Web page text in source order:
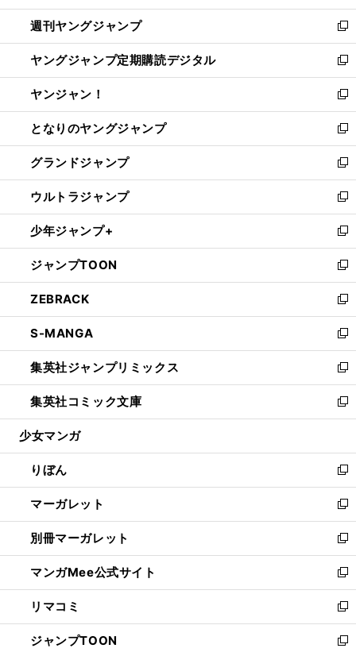
開
く
ウ
で
開
く
ン
ド
ウ
で
開
く
ウ
ィ
ン
ド
ウ
で
開
く
週刊ヤングジャンプ
新
し
い
ウ
ィ
ン
ド
ウ
で
開
く
ヤングジャンプ定期購読デジタル
新
し
い
ウ
ィ
ン
ド
ウ
で
開
く
ヤンジャン！
新
し
い
ウ
ィ
ン
ド
ウ
で
開
く
となりのヤングジャンプ
新
し
い
ウ
ィ
ン
ド
ウ
で
開
く
グランドジャンプ
新
し
い
ウ
ィ
ン
ド
ウ
で
開
く
ウルトラジャンプ
新
し
い
ウ
ィ
ン
ド
ウ
で
開
く
少年ジャンプ+
新
し
い
ウ
ィ
ン
ド
ウ
で
開
く
ジャンプTOON
新
し
い
ウ
ィ
ン
ド
ウ
で
開
ZEBRACK
新
し
い
ウ
ィ
ン
ド
ウ
開
く
S-MANGA
新
し
い
ウ
ィ
ン
ウ
で
開
く
集英社ジャンプリミックス
新
し
い
ウ
ン
ド
ウ
で
開
く
集英社コミック文庫
新
し
ウ
ィ
ン
ド
ウ
で
開
く
少女マンガ
りぼん
新
し
い
ウ
ィ
ン
ド
ウ
で
開
く
マーガレット
新
し
い
ウ
ィ
ン
ド
ウ
で
別冊マーガレット
新
し
い
ウ
ィ
ン
ド
マンガMee公式サイト
新
し
い
ウ
ィ
リマコミ
新
し
い
ジャンプTOON 新